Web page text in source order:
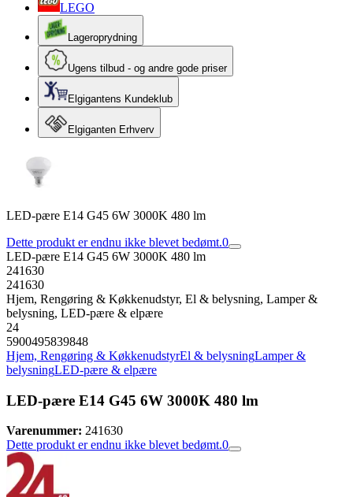
LEGO
Lageroprydning
Ugens tilbud - og andre gode priser
Elgigantens Kundeklub
Elgiganten Erhverv
LED-pære E14 G45 6W 3000K 480 lm
Dette produkt er endnu ikke blevet bedømt.0
LED-pære E14 G45 6W 3000K 480 lm
241630
241630
Hjem, Rengøring & Køkkenudstyr, El & belysning, Lamper &
belysning, LED-pære & elpære
24
5900495839848
Hjem, Rengøring & KøkkenudstyrEl & belysningLamper &
belysningLED-pære & elpære
LED-pære E14 G45 6W 3000K 480 lm
Varenummer: 241630
Dette produkt er endnu ikke blevet bedømt.0